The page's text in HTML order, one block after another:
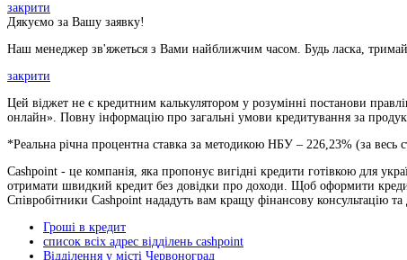
закрити
Дякуємо за Вашу заявку!
Наш менеджер зв'яжеться з Вами найближчим часом. Будь ласка,
закрити
Цей віджет не є кредитним калькулятором у розумінні постанови
онлайн». Повну інформацію про загальні умови кредитування за
*Реальна річна процентна ставка за методикою НБУ – 226,23% (за весь
Cashpoint - це компанія, яка пропонує вигідні кредити готівкою для
отримати швидкий кредит без довідки про доходи. Щоб оформити
Співробітники Cashpoint нададуть вам кращу фінансову консультацію
Гроші в кредит
список всіх адрес відділень cashpoint
Відділення у місті Червоноград